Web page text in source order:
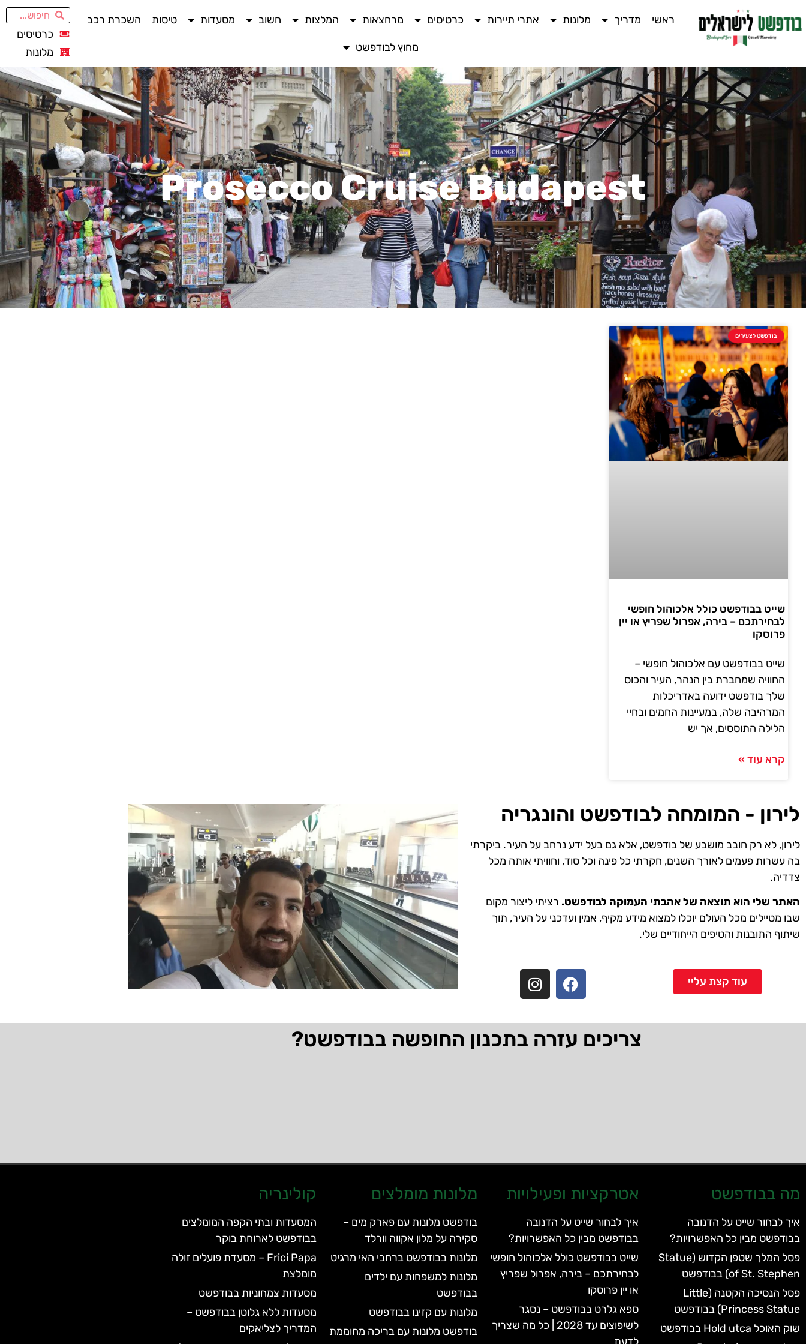
ראשי מדריך מלונות אתרי תיירות כרטיסים מרחצאות המלצות חשוב מסעדות טיסות השכרת רכב
מחוץ לבודפשט
כרטיסים
מלונות
Prosecco Cruise Budapest
בודפשט לצעירים
שייט בבודפשט כולל אלכוהול חופשי
לבחירתכם – בירה, אפרול שפריץ או יין
פרוסקו
שייט בבודפשט עם אלכוהול חופשי –
החוויה שמחברת בין הנהר, העיר והכוס
שלך בודפשט ידועה באדריכלות
המרהיבה שלה, במעיינות החמים ובחיי
הלילה התוססים, אך יש
קרא עוד »
לירון - המומחה לבודפשט והונגריה
לירון, לא רק חובב מושבע של בודפשט, אלא גם בעל ידע נרחב על העיר. ביקרתי
בה עשרות פעמים לאורך השנים, חקרתי כל פינה וכל סוד, וחוויתי אותה מכל
צדדיה.
האתר שלי הוא תוצאה של אהבתי העמוקה לבודפשט. רציתי ליצור מקום
שבו מטיילים מכל העולם יוכלו למצוא מידע מקיף, אמין ועדכני על העיר, תוך
שיתוף התובנות והטיפים הייחודיים שלי.
עוד קצת עליי
צריכים עזרה בתכנון החופשה בבודפשט?
מה בבודפשט
איך לבחור שייט על הדנובה
בבודפשט מבין כל האפשרויות?
פסל המלך שטפן הקדוש (Statue
of St. Stephen) בבודפשט
פסל הנסיכה הקטנה (Little
Princess Statue) בבודפשט
שוק האוכל Hold utca בבודפשט
אטרקציות ופעילויות
איך לבחור שייט על הדנובה
בבודפשט מבין כל האפשרויות?
שייט בבודפשט כולל אלכוהול חופשי
לבחירתכם – בירה, אפרול שפריץ
או יין פרוסקו
ספא גלרט בבודפשט – נסגר
לשיפוצים עד 2028 | כל מה שצריך
מלונות מומלצים
בודפשט מלונות עם פארק מים –
סקירה על מלון אקווה וורלד
מלונות בבודפשט ברחבי האי מרגיט
מלונות למשפחות עם ילדים
בבודפשט
מלונות עם קזינו בבודפשט
בודפשט מלונות עם בריכה מחוממת
קולינריה
המסעדות ובתי הקפה המומלצים
בבודפשט לארוחת בוקר
Frici Papa – מסעדת פועלים זולה
מומלצת
מסעדות צמחוניות בבודפשט
מסעדות ללא גלוטן בבודפשט –
המדריך לצליאקים